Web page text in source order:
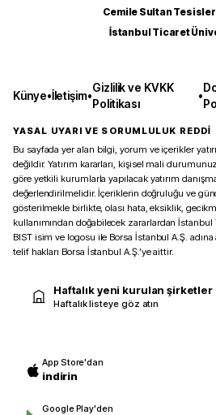
Cemile Sultan
İstanbul Ticaret
Künye•İletişim•
Gizlilik ve KVKK
Politikası
•
YASAL UYARI VE SORUMLULUK REDDİ
Bu sayfada yer alan bilgi, yorum ve içerikler
değildir. Yatırım kararları, kişisel mali
göre yetkili kurumlarla yapılacak yatırım
değerlendirilmelidir. İçeriklerin doğruluğu ve
gösterilmekle birlikte, olası hata, eksiklik,
kullanımından doğabilecek zararlardan İstanbul
BIST isim ve logosu ile Borsa İstanbul A.Ş.
telif hakları Borsa İstanbul A.Ş.’ye aittir.
Haftalık yeni kurulan şirketler
Haftalık listeye göz atın
App Store'dan
indirin
Google Play'den